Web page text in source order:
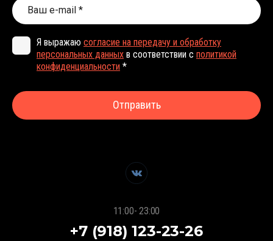
11:00- 23:00
+7 (918) 123-23-26
Я выражаю согласие на передачу и обработку
персональных данных в соответствии с политикой
конфиденциальности *
Отправить